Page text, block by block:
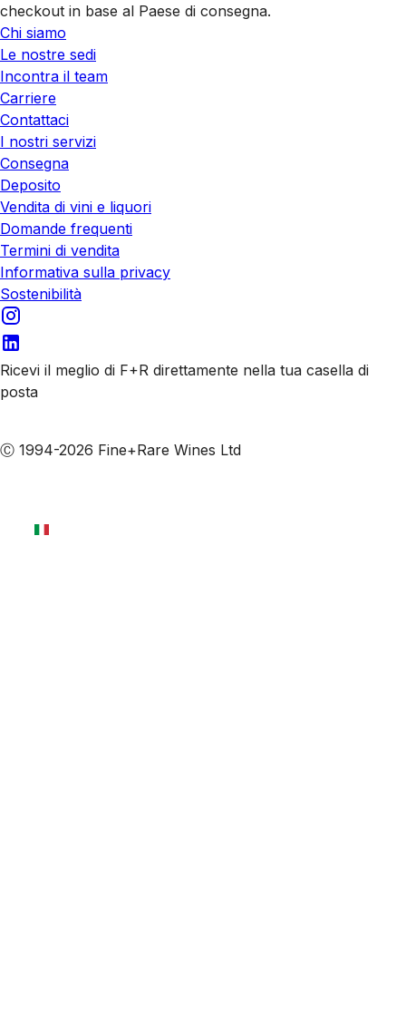
checkout in base al Paese di consegna.
Chi siamo
Le nostre sedi
Incontra il team
Carriere
Contattaci
I nostri servizi
Consegna
Deposito
Vendita di vini e liquori
Domande frequenti
Termini di vendita
Informativa sulla privacy
Sostenibilità
Ricevi il meglio di F+R direttamente nella tua casella di
posta
Ⓒ 1994-2026 Fine+Rare Wines Ltd